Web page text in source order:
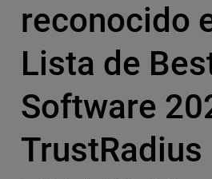
reconocido
Lista de
Software
TrustRadius